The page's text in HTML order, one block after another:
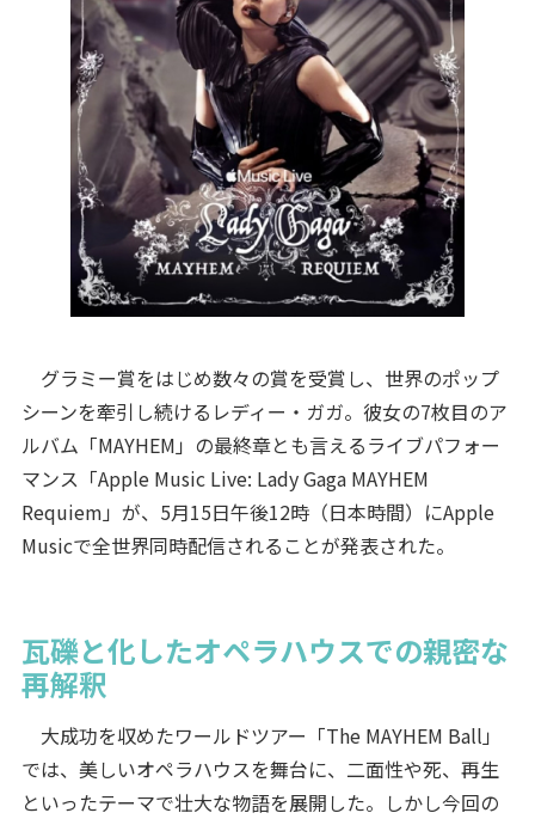
グラミー賞をはじめ数々の賞を受賞し、世界のポップ
シーンを牽引し続けるレディー・ガガ。彼女の7枚目のア
ルバム「MAYHEM」の最終章とも言えるライブパフォー
マンス「Apple Music Live: Lady Gaga MAYHEM
Requiem」が、5月15日午後12時（日本時間）にApple
Musicで全世界同時配信されることが発表された。
瓦礫と化したオペラハウスでの親密な
再解釈
大成功を収めたワールドツアー「The MAYHEM Ball」
では、美しいオペラハウスを舞台に、二面性や死、再生
といったテーマで壮大な物語を展開した。しかし今回の